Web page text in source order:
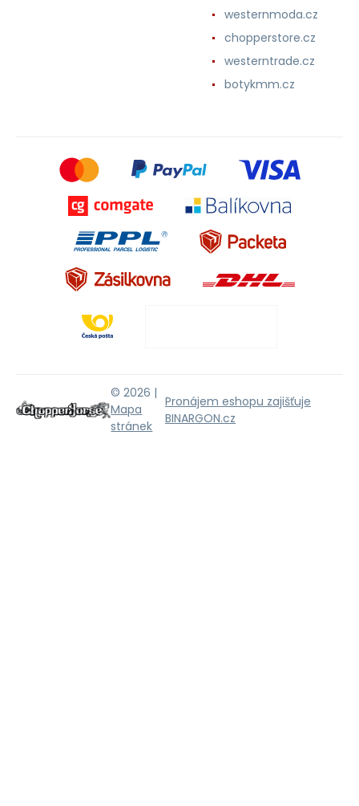
westernmoda.cz
chopperstore.cz
westerntrade.cz
botykmm.cz
© 2026 |
Mapa
stránek
Pronájem eshopu zajišťuje
BINARGON.cz